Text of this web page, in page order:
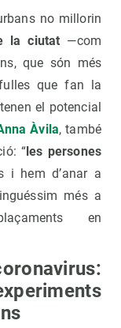
no millorin
la ciutat —com
que són més
que fan la
el potencial
Àvila, també
“les persones
i hem d’anar a
més a
en